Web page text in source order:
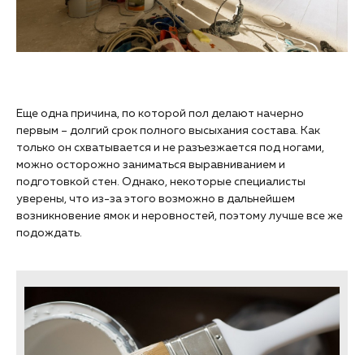
Еще одна причина, по которой пол делают начерно
первым – долгий срок полного высыхания состава. Как
только он схватывается и не разъезжается под ногами,
можно осторожно заниматься выравниванием и
подготовкой стен. Однако, некоторые специалисты
уверены, что из-за этого возможно в дальнейшем
возникновение ямок и неровностей, поэтому лучше все же
подождать.